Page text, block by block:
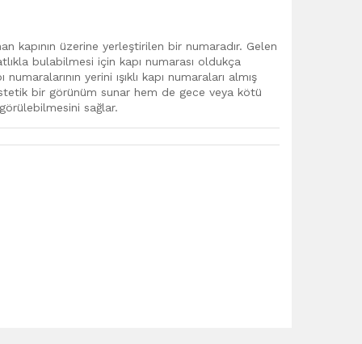
kapının üzerine yerleştirilen bir numaradır. Gelen
bulabilmesi için kapı numarası oldukça
yerini ışıklı kapı numaraları almış
bir görünüm sunar hem de gece veya kötü
sağlar.